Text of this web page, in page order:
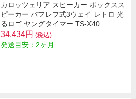
カロッツェリア スピーカー ボックスス
ピーカー バフレフ式3ウェイ レトロ 光
るロゴ ヤングタイマー TS-X40
34,434円 (税込)
発送目安：2ヶ月